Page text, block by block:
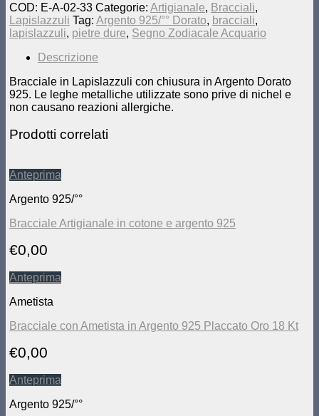
COD: E-A-02-33 Categorie: Artigianale, Bracciali,
Lapislazzuli Tag: Argento 925/°° Dorato, bracciali,
lapislazzuli, pietre dure, Segno Zodiacale Acquario
Descrizione
Bracciale in Lapislazzuli con chiusura in Argento Dorato
925. Le leghe metalliche utilizzate sono prive di nichel e
non causano reazioni allergiche.
Prodotti correlati
Anteprima
Argento 925/°°
Bracciale Artigianale in cotone e argento 925
€0,00
Anteprima
Ametista
Bracciale con Ametista in Argento 925 Placcato Oro 18 Kt
€0,00
Anteprima
Argento 925/°°